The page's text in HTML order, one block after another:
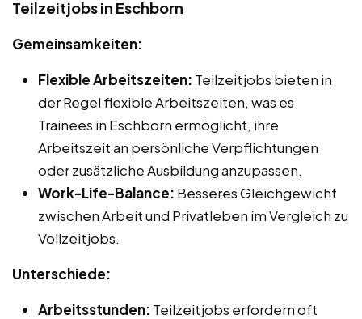
Teilzeitjobs in Eschborn
Gemeinsamkeiten:
Flexible Arbeitszeiten: Teilzeitjobs bieten in
der Regel flexible Arbeitszeiten, was es
Trainees in Eschborn ermöglicht, ihre
Arbeitszeit an persönliche Verpflichtungen
oder zusätzliche Ausbildung anzupassen.
Work-Life-Balance: Besseres Gleichgewicht
zwischen Arbeit und Privatleben im Vergleich zu
Vollzeitjobs.
Unterschiede:
Arbeitsstunden: Teilzeitjobs erfordern oft